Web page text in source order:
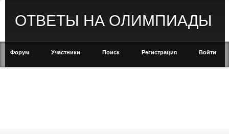
ОТВЕТЫ НА ОЛИМПИАДЫ
Форум Участники Поиск Регистрация Войти